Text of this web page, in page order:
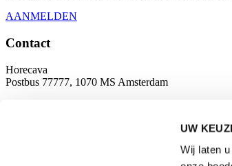
UW
Wij laten
AANMELDEN
Contact
Horecava
Postbus 77777, 1070 MS Amsterdam